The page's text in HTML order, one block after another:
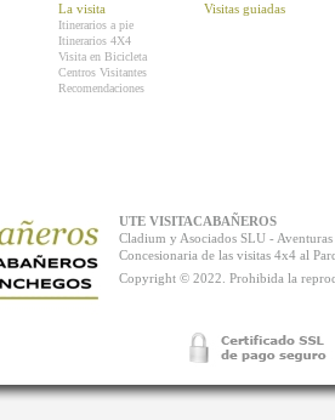
La visita
Itinerarios a pie
Itinerarios 4X4
Visita en Bicicleta
Centros Visitantes
Recomendaciones
Visitas guiadas
UTE VISITACABAÑEROS
Cladium y Asociados SLU -
Concesionaria de las visitas 4x4 al
Copyright © 2022. Prohibida la